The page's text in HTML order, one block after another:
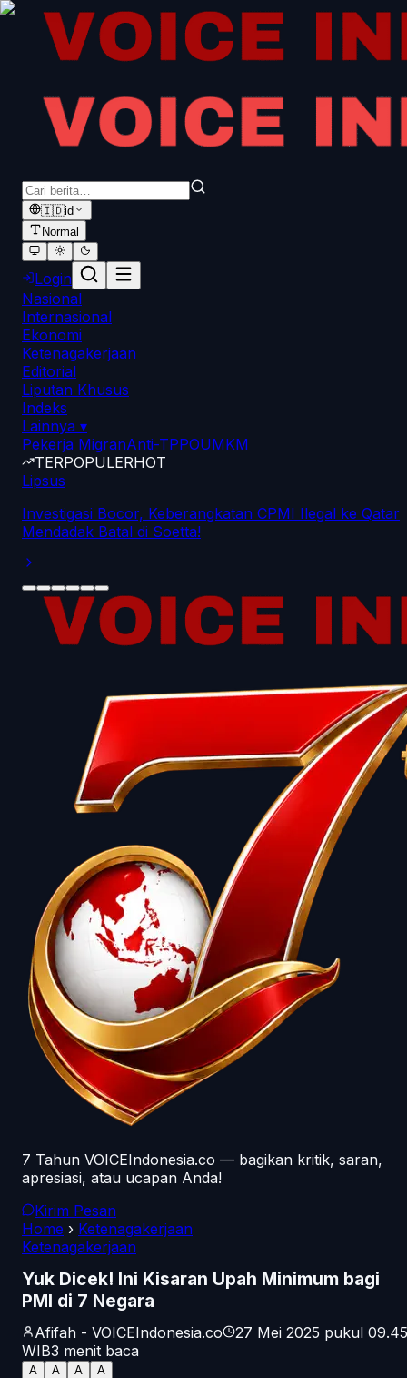
🇮🇩id
Normal
Login
Nasional
Internasional
Ekonomi
Ketenagakerjaan
Editorial
Liputan Khusus
Indeks
Lainnya ▾
Pekerja MigranAnti-TPPOUMKM
TERPOPULERHOT
Lipsus
Investigasi Bocor, Keberangkatan CPMI Ilegal ke Qatar
Mendadak Batal di Soetta!
7 Tahun VOICEIndonesia.co — bagikan kritik, saran,
apresiasi, atau ucapan Anda!
Kirim Pesan
Home › Ketenagakerjaan
Ketenagakerjaan
Yuk Dicek! Ini Kisaran Upah Minimum bagi
PMI di 7 Negara
Afifah - VOICEIndonesia.co
27 Mei 2025 pukul 09.45
WIB3 menit baca
A A A
A